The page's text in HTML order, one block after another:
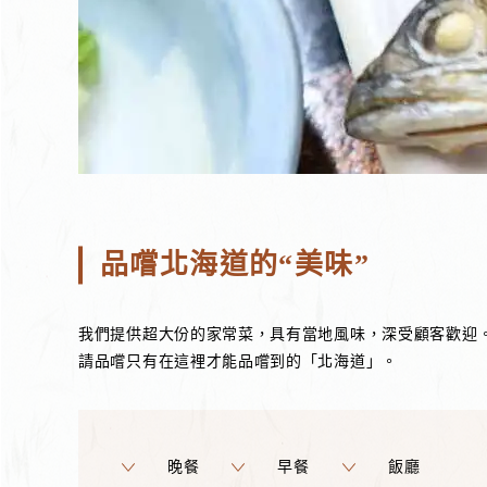
品嚐北海道的“美味”
我們提供超大份的家常菜，具有當地風味，深受顧客歡迎
請品嚐只有在這裡才能品嚐到的「北海道」。
晚餐 早餐 飯廳